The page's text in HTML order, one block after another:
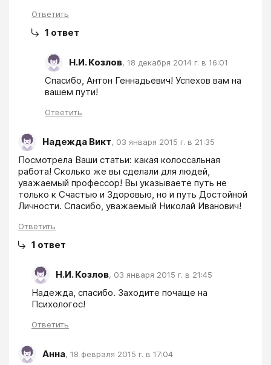
Ответить
1 ответ
Н.И. Козлов, 18 декабря 2014 г. в 16:01
Спасибо, Антон Геннадьевич! Успехов вам на
вашем пути!
Ответить
Надежда Викт, 03 января 2015 г. в 21:35
Посмотрела Ваши статьи: какая колоссальная
работа! Сколько же вы сделали для людей,
уважаемый профессор! Вы указываете путь не
только к Счастью и Здоровью, но и путь Достойной
Личности. Спасибо, уважаемый Николай Иванович!
Ответить
1 ответ
Н.И. Козлов, 03 января 2015 г. в 21:45
Надежда, спасибо. Заходите почаще на
Психологос!
Ответить
Анна, 18 февраля 2015 г. в 17:04